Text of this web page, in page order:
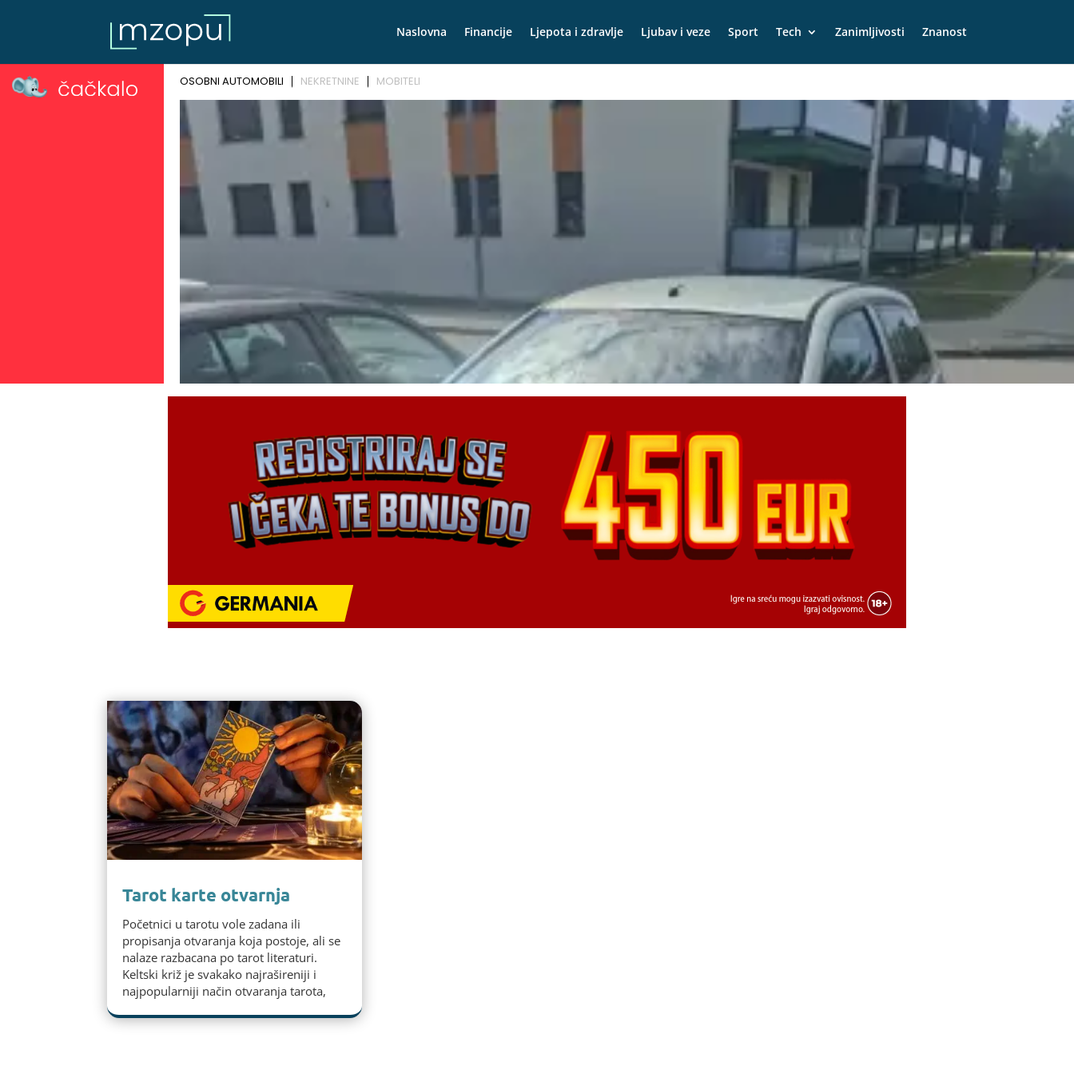
Naslovna Financije Ljepota i zdravlje Ljubav i veze Sport Tech Zanimljivosti Znanost
Tarot karte otvarnja
Početnici u tarotu vole zadana ili
propisanja otvaranja koja postoje, ali se
nalaze razbacana po tarot literaturi.
Keltski križ je svakako najrašireniji i
najpopularniji način otvaranja tarota,